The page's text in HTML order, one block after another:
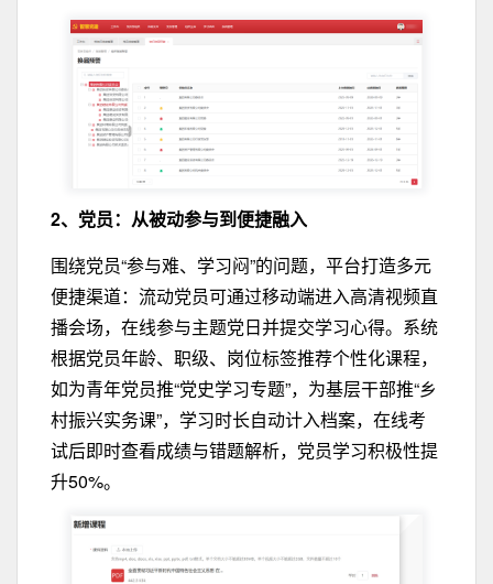
2、党员：从被动参与到便捷融入
围绕党员“参与难、学习闷”的问题，平台打造多元
便捷渠道：流动党员可通过移动端进入高清视频直
播会场，在线参与主题党日并提交学习心得。系统
根据党员年龄、职级、岗位标签推荐个性化课程，
如为青年党员推“党史学习专题”，为基层干部推“乡
村振兴实务课”，学习时长自动计入档案，在线考
试后即时查看成绩与错题解析，党员学习积极性提
升50%。